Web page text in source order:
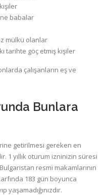
babalar
mülkü olanlar
tarihte göç etmiş kişiler
çalışanların eş ve
Bunlara
getirilmesi gereken en
1 yıllık oturum izninizin süresi
resmi makamlarının
183 gün boyunca
yaşamadığınızdır.